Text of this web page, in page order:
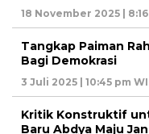
18 November 2025 |
Tangkap Paiman
Bagi Demokrasi
3 Juli 2025 | 10:45 pm
Kritik Konstruktif
Baru Abdya Maju